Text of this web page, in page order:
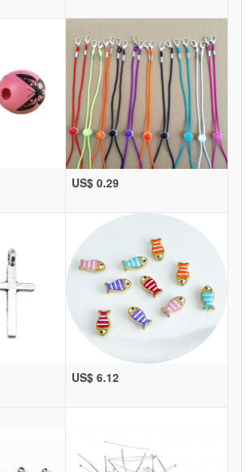
US$ 0.29
US$ 6.12